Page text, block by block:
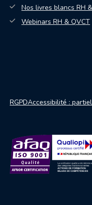
Nos livres blancs RH
Webinars RH & QVCT
RGPDAccessibilité :